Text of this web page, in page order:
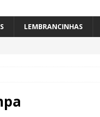
LEMBRANCINHAS